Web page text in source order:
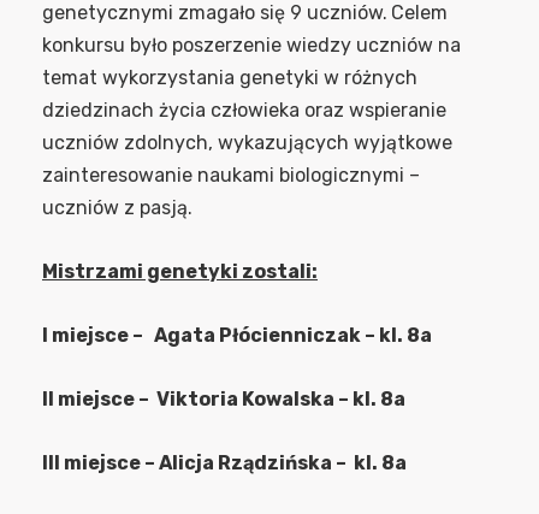
genetycznymi zmagało się 9 uczniów. Celem
konkursu było poszerzenie wiedzy uczniów na
temat wykorzystania genetyki w różnych
dziedzinach życia człowieka oraz wspieranie
uczniów zdolnych, wykazujących wyjątkowe
zainteresowanie naukami biologicznymi –
uczniów z pasją.
Mistrzami genetyki zostali:
I miejsce – Agata Płócienniczak – kl. 8a
II miejsce – Viktoria Kowalska – kl. 8a
III miejsce – Alicja Rządzińska – kl. 8a